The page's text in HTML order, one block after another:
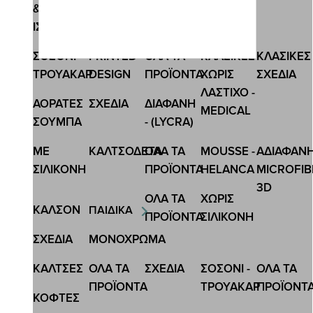
ΑΝΔΡΙΚΗ ΚΑΛΤΣΑ ΜΙΣΗ ΠΕΤΣΕΤΑ
4,20 € 3,15 €
&
ΙΣΟΘΕΡΜΙΚΕΣ
ΚΛΑΣΙΚΕΣ
ΣΧΕΔΙΑ
ΚΛΑΣΙΚΕΣ
ΧΩΡΙΣ
ΛΑΣΤΙΧΟ -
MEDICAL
ΟΛΑ ΤΑ
ΠΡΟΪΟΝΤΑ
PRINTED
DESIGN
ΣΟΣΟΝΙ-
ΤΡΟΥΑΚΑΡ
ΔΙΑΦΑΝΗ
- (LYCRA)
ΣΧΕΔΙA
ΑΟΡΑΤΕΣ
ΣΟΥΜΠΑ
3D
MOUSSE -
HELANCA
ΟΛΑ ΤΑ
ΠΡΟΪΟΝΤΑ
ΚΑΛΤΣΟΔΕΤΑ
ΜΕ
ΣΙΛΙΚΟΝΗ
ΧΩΡΙΣ
ΣΙΛΙΚΟΝΗ
ΟΛΑ ΤΑ
ΠΡΟΪΟΝΤΑ
ΠΑΙΔΙΚΑ
ΚΑΛΣΟΝ
ΜΟΝΟΧΡΩΜΑ
ΣΧΕΔΙΑ
ΟΛΑ ΤΑ
ΣΟΣΟΝΙ -
ΤΡΟΥΑΚΑΡ
ΣΧΕΔΙΑ
ΟΛΑ ΤΑ
ΠΡΟΪΟΝΤΑ
ΚΑΛΤΣΕΣ
ΚΟΦΤΕΣ